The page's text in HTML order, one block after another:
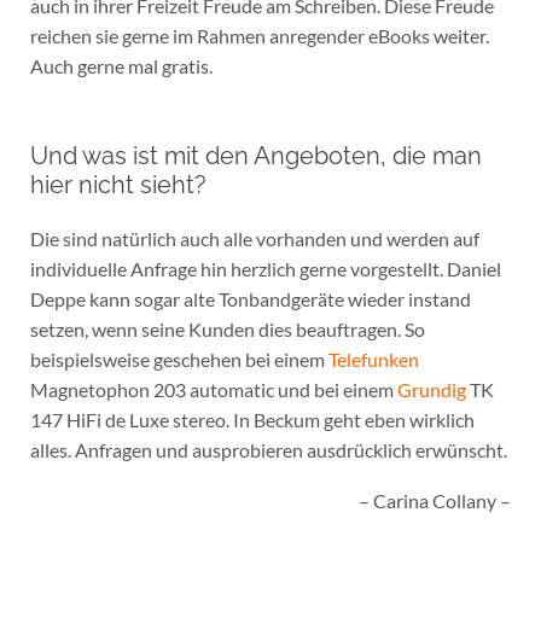
auch in ihrer Freizeit Freude am Schreiben. Diese Freude
reichen sie gerne im Rahmen anregender eBooks weiter.
Auch gerne mal gratis.
Und was ist mit den Angeboten, die man
hier nicht sieht?
Die sind natürlich auch alle vorhanden und werden auf
individuelle Anfrage hin herzlich gerne vorgestellt. Daniel
Deppe kann sogar alte Tonbandgeräte wieder instand
setzen, wenn seine Kunden dies beauftragen. So
beispielsweise geschehen bei einemTelefunken
Magnetophon 203 automatic und bei einemGrundigTK
147 HiFi de Luxe stereo. In Beckum geht eben wirklich
alles. Anfragen und ausprobieren ausdrücklich erwünscht.
– Carina Collany –